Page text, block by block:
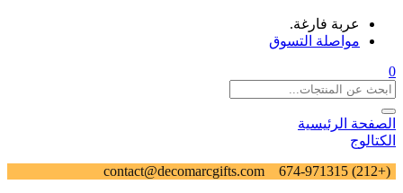
عربة فارغة.
مواصلة التسوق
0
الصفحة الرئيسية
الكتالوج
(+212) 674-971315
contact@decomarcgifts.com